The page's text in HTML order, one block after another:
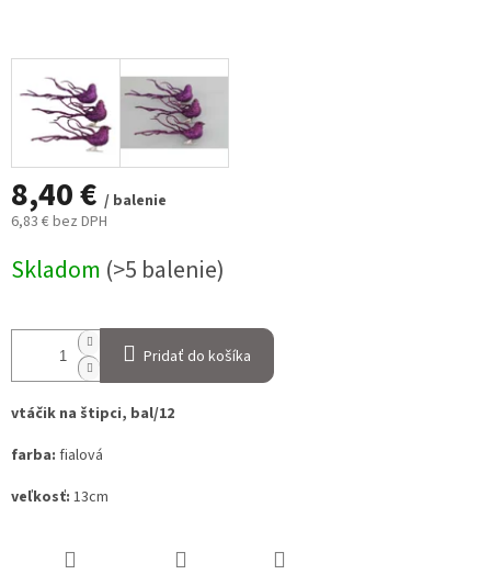
8,40 € / balenie
6,83 € bez DPH
cena:
Skladom (>5 balenie)
Pridať do košíka
vtáčik na štipci, bal/12
farba: fialová
veľkosť: 13cm